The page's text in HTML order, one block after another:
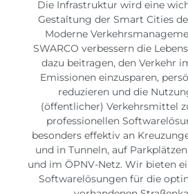
Die Infrastruktur wird eine
Gestaltung der Smart Cities
Moderne
SWARCO verbessern die
dazu beitragen, den Verkehr
Emissionen einzusparen,
reduzieren und die
(öffentlicher) Verkehrsmittel
professionellen
besonders effektiv an
und in Tunneln, auf
und im ÖPNV-Netz. Wir bieten
Softwarelösungen für die